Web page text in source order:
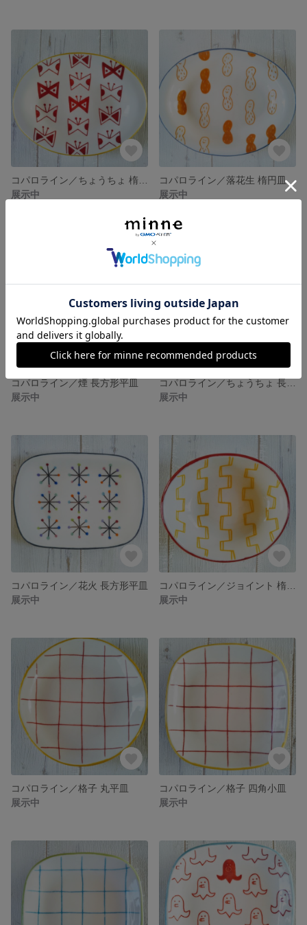
展示中
コパロライン／落花生 楕円皿
展示中
コパロライン／煙 長方形平皿
展示中
展示中
コパロライン／花火 長方形平皿
展示中
展示中
コパロライン／格子 丸平皿
展示中
コパロライン／格子 四角小皿
展示中